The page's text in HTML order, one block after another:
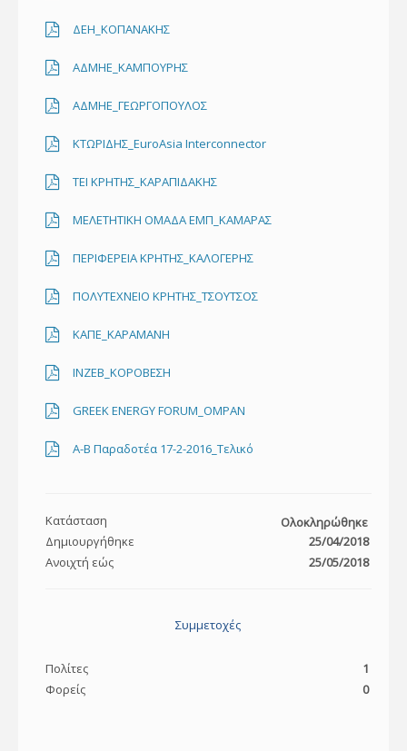
ΔΕΗ_ΚΟΠΑΝΑΚΗΣ
ΑΔΜΗΕ_ΚΑΜΠΟΥΡΗΣ
ΑΔΜΗΕ_ΓΕΩΡΓΟΠΟΥΛΟΣ
ΚΤΩΡΙΔΗΣ_EuroAsia Interconnector
ΤΕΙ ΚΡΗΤΗΣ_ΚΑΡΑΠΙΔΑΚΗΣ
ΜΕΛΕΤΗΤΙΚΗ ΟΜΑΔΑ ΕΜΠ_ΚΑΜΑΡΑΣ
ΠΕΡΙΦΕΡΕΙΑ ΚΡΗΤΗΣ_ΚΑΛΟΓΕΡΗΣ
ΠΟΛΥΤΕΧΝΕΙΟ ΚΡΗΤΗΣ_ΤΣΟΥΤΣΟΣ
ΚΑΠΕ_ΚΑΡΑΜΑΝΗ
ΙΝΖΕΒ_ΚΟΡΟΒΕΣΗ
GREEK ENERGY FORUM_ΟΜΡΑΝ
Α-Β Παραδοτέα 17-2-2016_Τελικό
Κατάσταση
Ολοκληρώθηκε
Δημιουργήθηκε
25/04/2018
Ανοιχτή εώς
25/05/2018
Συμμετοχές
Πολίτες
1
Φορείς
0